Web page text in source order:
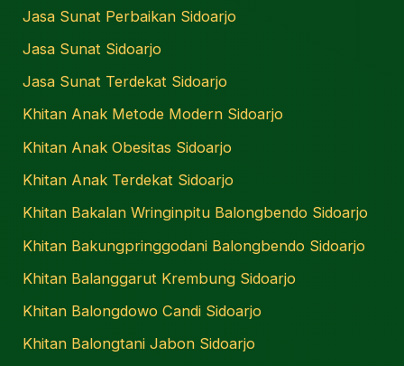
Jasa Sunat Perbaikan Sidoarjo
Jasa Sunat Sidoarjo
Jasa Sunat Terdekat Sidoarjo
Khitan Anak Metode Modern Sidoarjo
Khitan Anak Obesitas Sidoarjo
Khitan Anak Terdekat Sidoarjo
Khitan Bakalan Wringinpitu Balongbendo Sidoarjo
Khitan Bakungpringgodani Balongbendo Sidoarjo
Khitan Balanggarut Krembung Sidoarjo
Khitan Balongdowo Candi Sidoarjo
Khitan Balongtani Jabon Sidoarjo